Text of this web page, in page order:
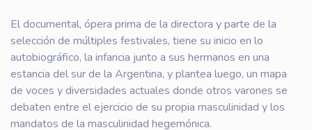
El documental, ópera prima de la directora y parte de la
selección de múltiples festivales, tiene su inicio en lo
autobiográfico, la infancia junto a sus hermanos en una
estancia del sur de la Argentina, y plantea luego, un mapa
de voces y diversidades actuales donde otros varones se
debaten entre el ejercicio de su propia masculinidad y los
mandatos de la masculinidad hegemónica.